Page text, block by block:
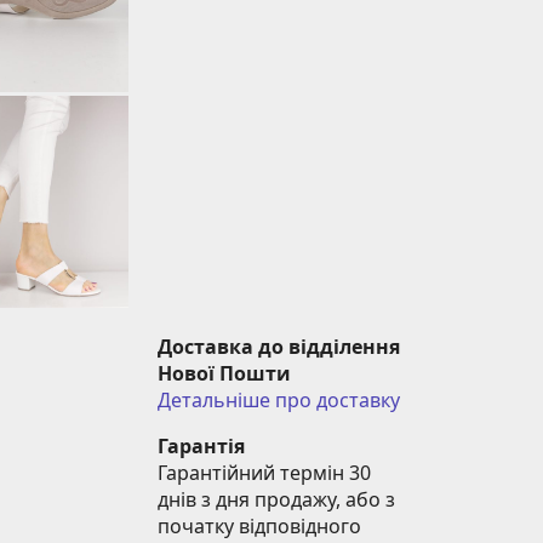
Доставка до відділення
Нової Пошти
Детальніше про доставку
Гарантія
Гарантійний термін 30
днів з дня продажу, або з
початку відповідного